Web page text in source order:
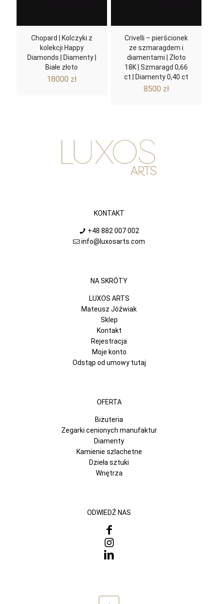
Chopard | Kolczyki z
kolekcji Happy
Diamonds | Diamenty |
Białe złoto
18000 zł
Crivelli – pierścionek
ze szmaragdem i
diamentami | Złoto
18K | Szmaragd 0,66
ct | Diamenty 0,40 ct
8500 zł
KONTAKT
+48 882 007 002
info@luxosarts.com
NA SKRÓTY
LUXOS ARTS
Mateusz Jóźwiak
Sklep
Kontakt
Rejestracja
Moje konto
Odstąp od umowy tutaj
OFERTA
Biżuteria
Zegarki cenionych manufaktur
Diamenty
Kamienie szlachetne
Dzieła sztuki
Wnętrza
ODWIEDŹ NAS